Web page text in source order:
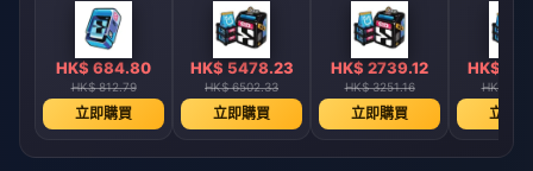
HK$ 684.80
HK$ 812.79
立即購買
HK$ 5478.23
HK$ 6502.33
立即購買
HK$ 2739.12
HK$ 3251.16
立即購買
HK$
HK$
立即